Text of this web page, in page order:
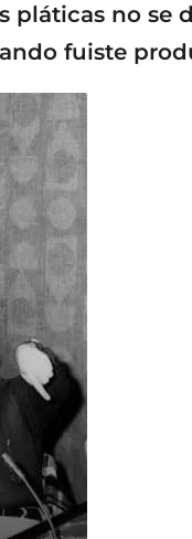
pláticas no se
fuiste